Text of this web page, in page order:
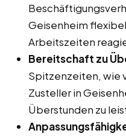
Geisenheim
Arbeitszeiten
Bereitschaft zu
Spitzenzeiten, wie
Zusteller in
Überstunden zu